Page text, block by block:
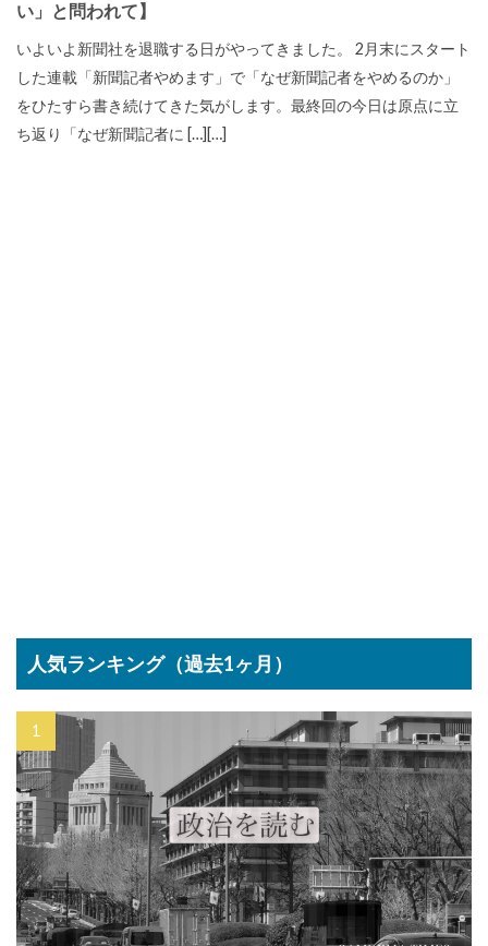
い」と問われて】
いよいよ新聞社を退職する日がやってきました。 2月末にスタート
した連載「新聞記者やめます」で「なぜ新聞記者をやめるのか」
をひたすら書き続けてきた気がします。最終回の今日は原点に立
ち返り「なぜ新聞記者に […][…]
人気ランキング（過去1ヶ月）